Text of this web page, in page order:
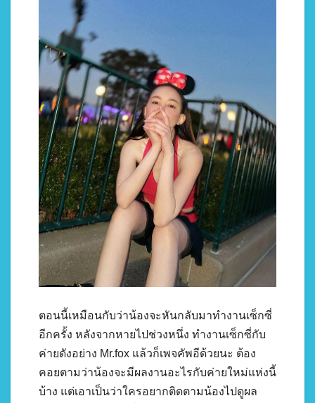
ตอนนี้เหมือนกับว่าน้องจะหันกลับมาทำงานเซ็กซี่
อีกครั้ง หลังจากหายไปช่วงหนึ่ง ทำงานเซ็กซี่กับ
ค่ายดังอย่าง Mr.fox แล้วก็เพจคัพอีด้วยนะ ต้อง
คอยตามว่าน้องจะมีผลงานอะไรกับค่ายใหม่แห่งนี้
บ้าง แต่เอาเป็นว่าใครอยากติดตามน้องไปดูผล